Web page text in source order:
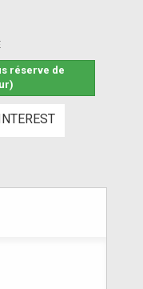
réserve de